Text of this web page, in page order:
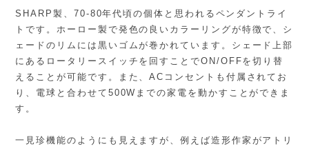
SHARP製、70-80年代頃の個体と思われるペンダントライ
トです。ホーロー製で発色の良いカラーリングが特徴で、シ
ェードのリムには黒いゴムが巻かれています。シェード上部
にあるロータリースイッチを回すことでON/OFFを切り替
えることが可能です。また、ACコンセントも付属されてお
り、電球と合わせて500Wまでの家電を動かすことができま
す。
一見珍機能のようにも見えますが、例えば造形作家がアトリ